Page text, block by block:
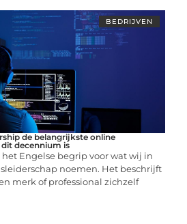
BEDRIJVEN
de belangrijkste online
decennium is
Engelse begrip voor wat wij in
noemen. Het beschrijft
merk of professional zichzelf